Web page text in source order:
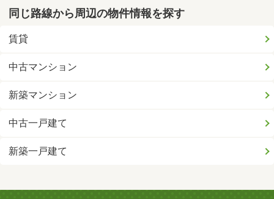
同じ路線から周辺の物件情報を探す
賃貸
中古マンション
新築マンション
中古一戸建て
新築一戸建て